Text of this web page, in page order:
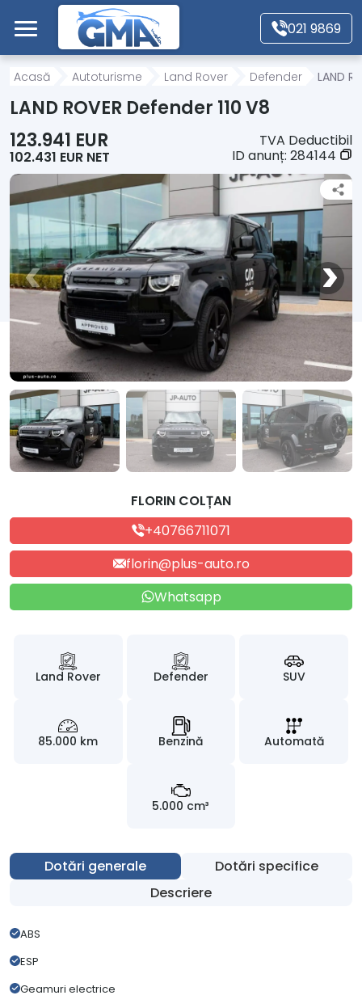
Mergi direct la conținutul principal
021 9869
Acasă
Motociclete
Autoutilitare
Alte tipuri vehicule
Despre Noi
Contact
Acasă Autoturisme Land Rover Defender LAND
LAND ROVER Defender 110 V8
123.941 EUR
102.431 EUR NET
TVA Deductibil
ID anunț: 284144
FLORIN COLȚAN
+40766711071
florin@plus-auto.ro
Whatsapp
Land Rover Defender SUV
85.000 km Benzină Automată
5.000 cm³
Dotări generale
Dotări specifice
Descriere
ABS
ESP
Geamuri electrice